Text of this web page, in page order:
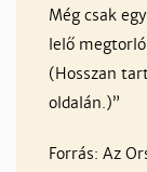
Még csak
le­lő
(Hosszan
ol­da­lán.)”
For­rás: Az